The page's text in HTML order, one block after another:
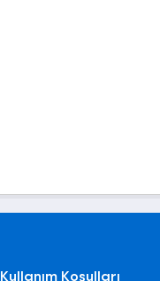
Kullanım Koşulları